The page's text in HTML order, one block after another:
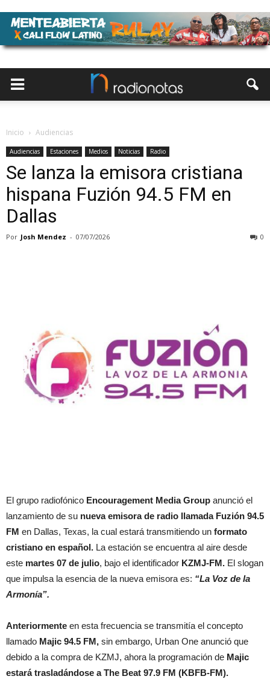
Inicio Audiencias
Audiencias Estaciones Medios Noticias Radio
Se lanza la emisora cristiana
hispana Fuzión 94.5 FM en
Dallas
Por Josh Mendez - 07/07/2026 0
El grupo radiofónico Encouragement Media Group anunció el
lanzamiento de su nueva emisora de radio llamada Fuzión 94.5
FM en Dallas, Texas, la cual estará transmitiendo un formato
cristiano en español. La estación se encuentra al aire desde
este martes 07 de julio, bajo el identificador KZMJ-FM. El slogan
que impulsa la esencia de la nueva emisora es: “La Voz de la
Armonía”.
Anteriormente en esta frecuencia se transmitía el concepto
llamado Majic 94.5 FM, sin embargo, Urban One anunció que
debido a la compra de KZMJ, ahora la programación de Majic
estará trasladándose a The Beat 97.9 FM (KBFB-FM).